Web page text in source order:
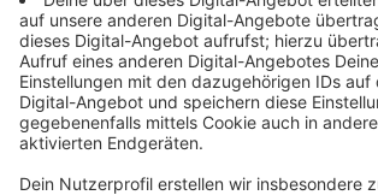
mehr, als wenn man es leasen würde.
nur, zum Beispiel vier Monate braucht, ist
günstiger, als wenn man ein Auto kauft
dann den Rest des Jahres rum.
Spezialfall. Anders sieht es bei
aus. Von der Windel über die Zahnbürste
Waschmittel kann man inzwischen fast